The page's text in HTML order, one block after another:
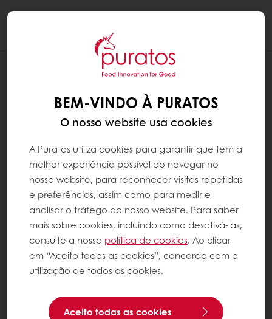
CHAPATA DE BATATA DOCE
BEM-VINDO À PURATOS
O nosso website usa cookies
A Puratos utiliza cookies para garantir que tem a
melhor experiência possível ao navegar no
nosso website, para reconhecer visitas repetidas
e preferências, assim como para medir e
analisar o tráfego do nosso website. Para saber
mais sobre cookies, incluindo como desativá-las,
consulte a nossa política de cookies. Ao clicar
em “Aceito todas as cookies”, concorda com a
utilização de todos os cookies.
Aceito todas as cookies